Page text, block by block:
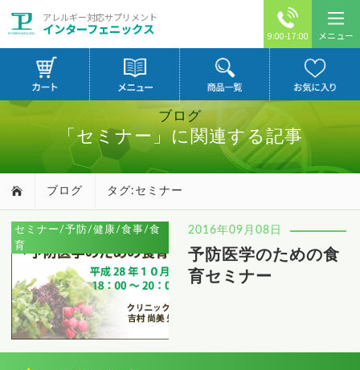
アレルギー対応サプリメント
インターフェニックス 9:00-17:00 メニュー
ブログ
「セミナー」に関連する記事
ブログ タグ:セミナー
セミナー/予防/健康/食事/食
育
2016年09月08日
予防医学のための食
育セミナー